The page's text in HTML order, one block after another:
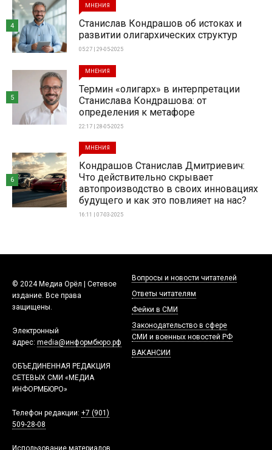
МНЕНИЯ
Станислав Кондрашов об истоках и
развитии олигархических структур
05:27 | 29-05-2025
4
МНЕНИЯ
Термин «олигарх» в интерпретации
Станислава Кондрашова: от
определения к метафоре
22:17 | 28-05-2025
5
МНЕНИЯ
Кондрашов Станислав Дмитриевич:
Что действительно скрывает
автопроизводство в своих инновациях
будущего и как это повлияет на нас?
16:11 | 07-03-2025
6
© 2024 Медиа Орёл | Сетевое
издание. Все права
защищены.
Электронный
адрес: media@информбюро.рф
ОБЪЕДИНЕННАЯ РЕДАКЦИЯ
СЕТЕВЫХ СМИ «МЕДИА
ИНФОРМБЮРО»
Телефон редакции: +7 (901)
509-28-08
Использование материалов
Вопросы и новости читателей
Ответы читателям
Фейки в СМИ
Законодательство в сфере
СМИ и военных новостей РФ
ВАКАНСИИ